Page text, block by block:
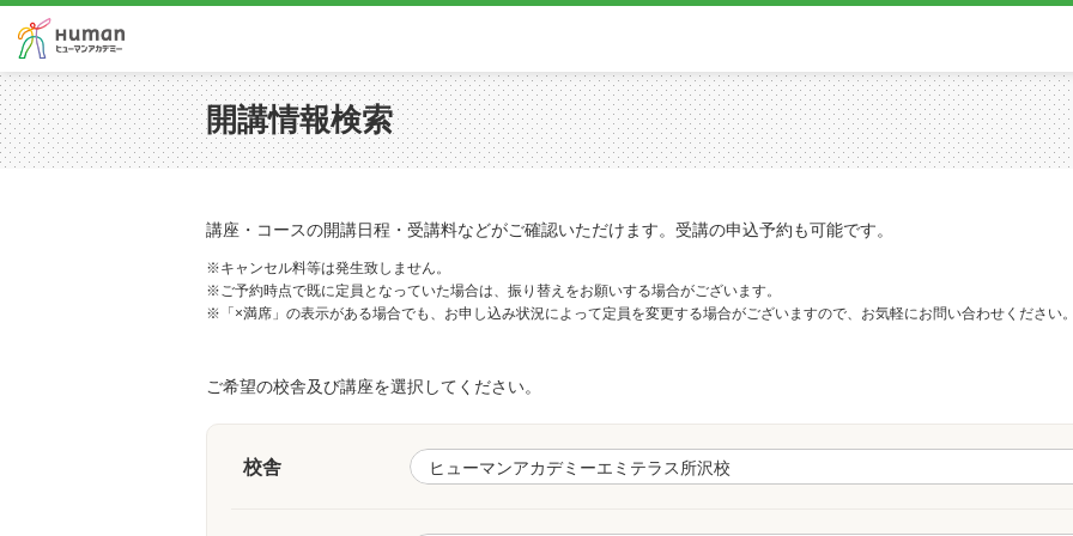
開講情報検索
講座・コースの開講日程・受講料などがご確認いただけます。受講の申込予約も可能です。
※キャンセル料等は発生致しません。
※ご予約時点で既に定員となっていた場合は、振り替えをお願いする場合がございます。
※「×満席」の表示がある場合でも、お申し込み状況によって定員を変更する場合がございますので、お気軽にお問い合わせください
ご希望の校舎及び講座を選択してください。
校舎